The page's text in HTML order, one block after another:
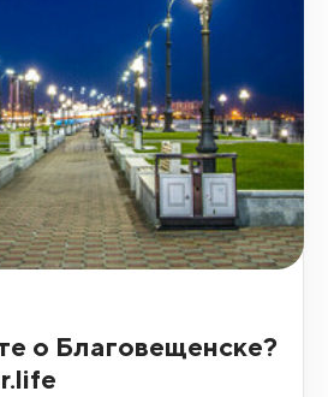
о Благовещенске?